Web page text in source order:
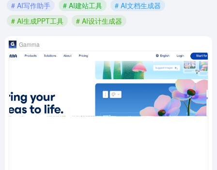
# AI写作助手
# AI建站工具
# AI文档生成器
# AI生成PPT工具
# AI设计生成器
Gamma